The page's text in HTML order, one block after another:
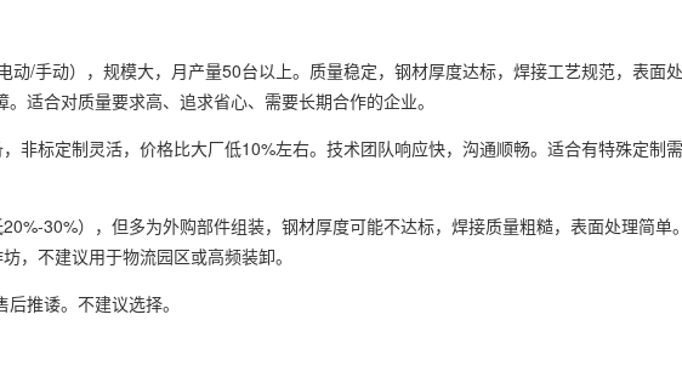
动/手动），规模大，月产量50台以上。质量稳定，钢材厚度达标，焊接工艺规范，表面
适合对质量要求高、追求省心、需要长期合作的企业。
非标定制灵活，价格比大厂低10%左右。技术团队响应快，沟通顺畅。适合有特殊定制需
30%），但多为外购部件组装，钢材厚度可能不达标，焊接质量粗糙，表面处理简单
，不建议用于物流园区或高频装卸。
推诿。不建议选择。